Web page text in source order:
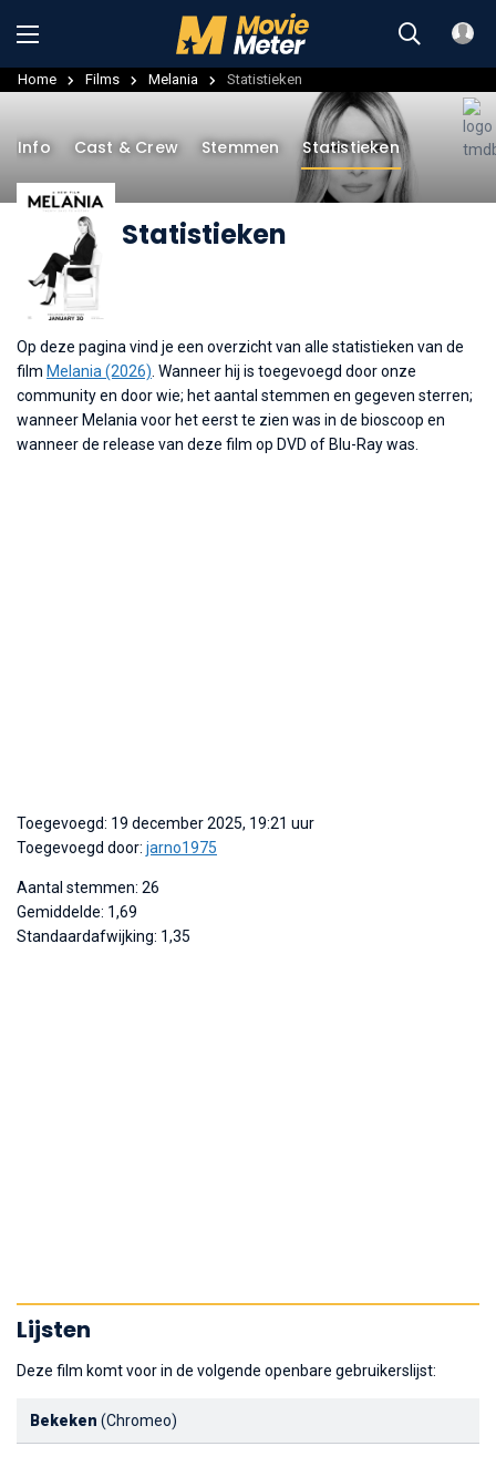
Home Films Melania Statistieken
Statistieken
Info Cast & Crew Stemmen Statistieken
Op deze pagina vind je een overzicht van alle statistieken van de
film Melania (2026) . Wanneer hij is toegevoegd door onze
community en door wie; het aantal stemmen en gegeven sterren;
wanneer Melania voor het eerst te zien was in de bioscoop en
wanneer de release van deze film op DVD of Blu-Ray was.
Toegevoegd: 19 december 2025, 19:21 uur
Toegevoegd door: jarno1975
Aantal stemmen: 26
Gemiddelde: 1,69
Standaardafwijking: 1,35
Lijsten
Deze film komt voor in de volgende openbare gebruikerslijst:
Bekeken (Chromeo)